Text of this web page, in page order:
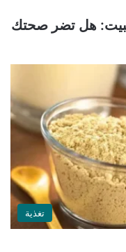
هل تضر صحتك
تغذية